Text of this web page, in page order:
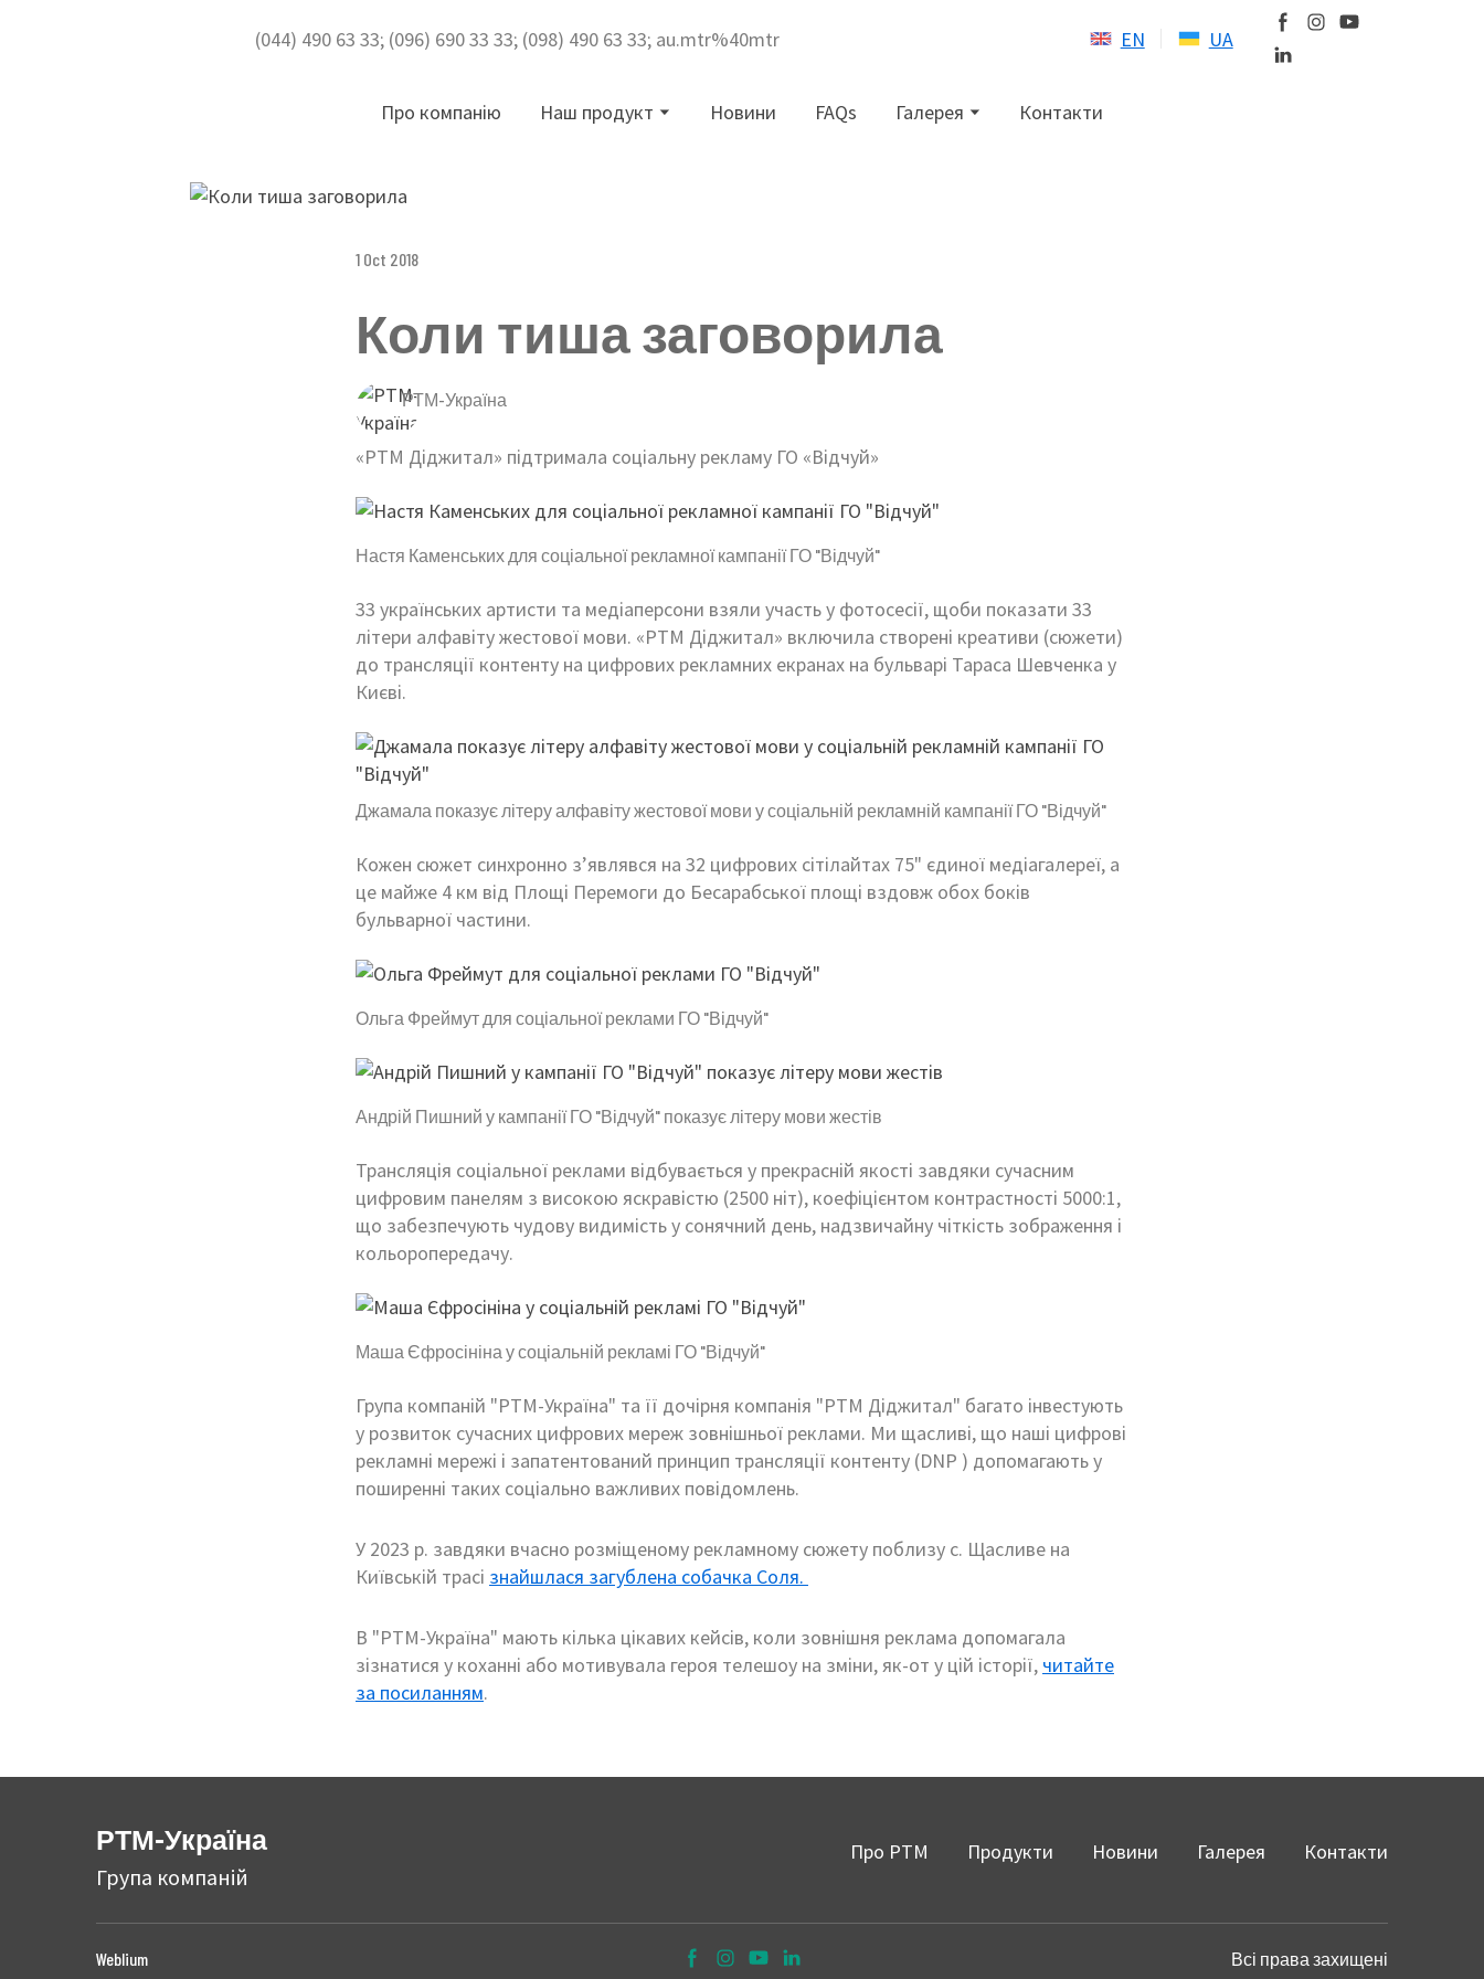
(044) 490 63 33; (096) 690 33 33; (098) 490 63 33; au.mtr%40mtr EN UA
Про компанію Наш продукт Новини FAQs Галерея Контакти
1 Oct 2018
Коли тиша заговорила
РТМ-Україна
«РТМ Діджитал» підтримала соціальну рекламу ГО «Відчуй»
Настя Каменських для соціальної рекламної кампанії ГО "Відчуй"
33 українських артисти та медіаперсони взяли участь у фотосесії, щоби показати 33
літери алфавіту жестової мови. «РТМ Діджитал» включила створені креативи (сюжети)
до трансляції контенту на цифрових рекламних екранах на бульварі Тараса Шевченка у
Києві.
Джамала показує літеру алфавіту жестової мови у соціальній рекламній кампанії ГО "Відчуй"
Кожен сюжет синхронно з’являвся на 32 цифрових сітілайтах 75" єдиної медіагалереї, а
це майже 4 км від Площі Перемоги до Бесарабської площі вздовж обох боків
бульварної частини.
Ольга Фреймут для соціальної реклами ГО "Відчуй"
Андрій Пишний у кампанії ГО "Відчуй" показує літеру мови жестів
Трансляція соціальної реклами відбувається у прекрасній якості завдяки сучасним
цифровим панелям з високою яскравістю (2500 ніт), коефіцієнтом контрастності 5000:1,
що забезпечують чудову видимість у сонячний день, надзвичайну чіткість зображення і
кольоропередачу.
Маша Єфросініна у соціальній рекламі ГО "Відчуй"
Група компаній "РТМ-Україна" та її дочірня компанія "РТМ Діджитал" багато інвестують
у розвиток сучасних цифрових мереж зовнішньої реклами. Ми щасливі, що наші цифрові
рекламні мережі і запатентований принцип трансляції контенту (DNP ) допомагають у
поширенні таких соціально важливих повідомлень.
У 2023 р. завдяки вчасно розміщеному рекламному сюжету поблизу с. Щасливе на
Київській трасі знайшлася загублена собачка Соля.
В "РТМ-Україна" мають кілька цікавих кейсів, коли зовнішня реклама допомагала
зізнатися у коханні або мотивувала героя телешоу на зміни, як-от у цій історії, читайте
за посиланням.
РТМ-Україна
Група компаній
Про РТМ Продукти Новини Галерея Контакти
Weblium Всі права захищені